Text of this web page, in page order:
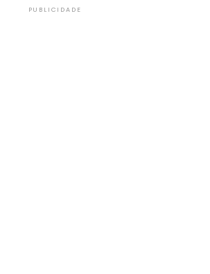
PUBLICIDADE